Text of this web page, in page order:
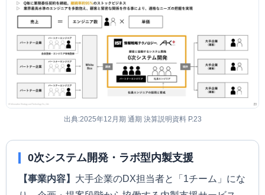
出典:2025年12月期 通期 決算説明資料 P.23
0次システム開発・ラボ型内製支援
【事業内容】 大手企業のDX担当者と「1チーム」にな